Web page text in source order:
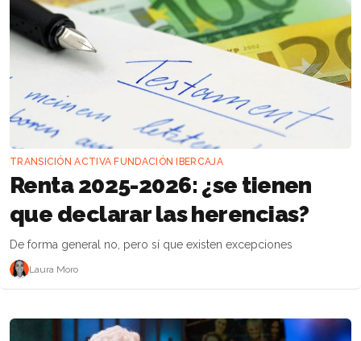
TRANSICIÓN ACTIVA FUNDACIÓN IBERCAJA
Renta 2025-2026: ¿se tienen
que declarar las herencias?
De forma general no, pero sí que existen excepciones
Laura Moro